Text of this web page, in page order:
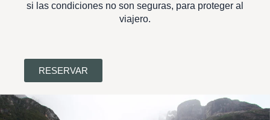
si las condiciones no son seguras, para proteger al
viajero.
RESERVAR